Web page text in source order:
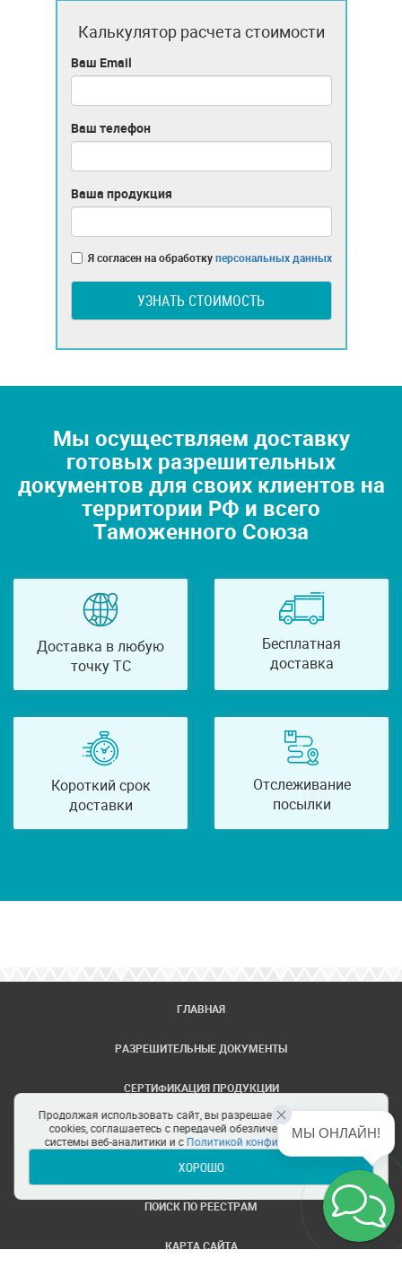
Калькулятор расчета стоимости
Ваш Email
Ваш телефон
Ваша продукция
Я согласен на обработкуперсональных данных
УЗНАТЬ СТОИМОСТЬ
Мы осуществляем доставку
готовых разрешительных
документов для своих клиентов на
территории РФ и всего
Таможенного Союза
Доставка в любую
точку ТС
Бесплатная
доставка
Короткий срок
доставки
Отслеживание
посылки
ГЛАВНАЯ
РАЗРЕШИТЕЛЬНЫЕ ДОКУМЕНТЫ
СЕРТИФИКАЦИЯ ПРОДУКЦИИ
ЗАДАТЬ ВОПРОС
ЦЕНТРЫ СЕРТИФИКАЦИИ
ПОИСК ПО РЕЕСТРАМ
КАРТА САЙТА
Продолжая использовать сайт, вы разрешаете использование
cookies, соглашаетесь с передачей обезличенных данных в
системы веб-аналитики и сПолитикой конфиденциальности
ХОРОШО
МЫ ОНЛАЙН!